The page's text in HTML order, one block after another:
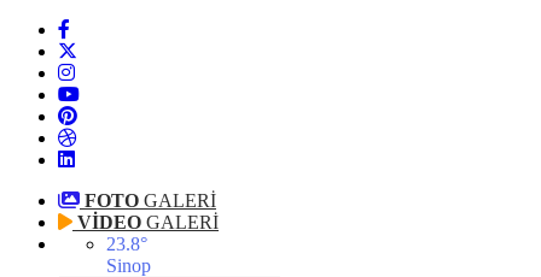
FOTO GALERİ
VİDEO GALERİ
23.8°
Sinop